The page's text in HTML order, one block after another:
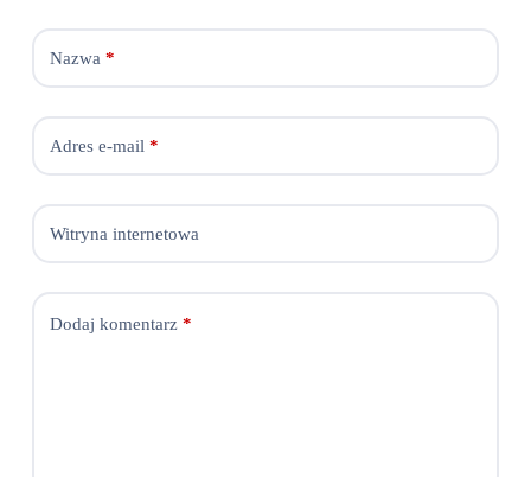
Nazwa *
Adres e-mail *
Witryna internetowa
Dodaj komentarz*